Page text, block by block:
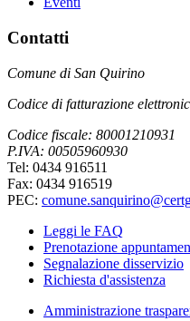
Contatti
Comune di San Quirino
Codice di fatturazione
Codice fiscale: 80001210931
P.IVA: 00505960930
Tel: 0434 916511
Fax: 0434 916519
PEC:
Leggi le FAQ
Prenotazione
Segnalazione disservizio
Richiesta d'assistenza
Amministrazione